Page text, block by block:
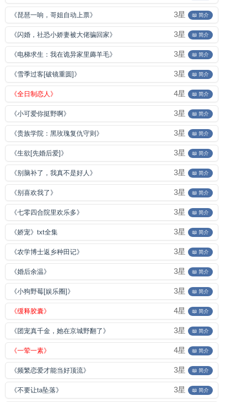
《琵琶一响，哥姐自动上票》 3星 📖 简介
《闪婚，社恐小娇妻被大佬骗回家》 3星 📖 简介
《电梯求生：我在诡异家里薅羊毛》 3星 📖 简介
《雪季过客[破镜重圆]》 3星 📖 简介
《全日制恋人》 4星 📖 简介
《小可爱你挺野啊》 3星 📖 简介
《贵族学院：黑玫瑰复仇守则》 3星 📖 简介
《生欲[先婚后爱]》 3星 📖 简介
《别脑补了，我真不是好人》 3星 📖 简介
《别喜欢我了》 3星 📖 简介
《七零四合院里欢乐多》 3星 📖 简介
《娇宠》txt全集 3星 📖 简介
《农学博士返乡种田记》 3星 📖 简介
《婚后余温》 3星 📖 简介
《小狗野莓[娱乐圈]》 3星 📖 简介
《缓释胶囊》 4星 📖 简介
《团宠真千金，她在京城野翻了》 3星 📖 简介
《一荤一素》 4星 📖 简介
《频繁恋爱才能当好顶流》 3星 📖 简介
《不要让ta坠落》 3星 📖 简介